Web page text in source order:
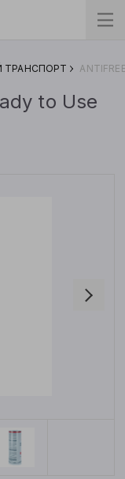
ТРАНСПОРТ
to Use